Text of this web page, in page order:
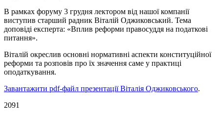
В рамках форуму 3 грудня лектором від нашої компанії
виступив старший радник Віталій Оджиковський. Тема
доповіді експерта: «Вплив реформи правосуддя на податкові
питання».
Віталій окреслив основні нормативні аспекти конституційної
реформи та розповів про їх значення саме у практиці
оподаткування.
Завантажити pdf-файл презентації Віталія Оджиковського.
2091